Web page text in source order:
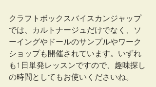
クラフトボックスバイスカンジャップ
では、カルトナージュだけでなく、ソ
ーイングやドールのサンプルやワーク
ショップも開催されています。いずれ
も1日単発レッスンですので、趣味探し
の時間としてもお使いくださいね。